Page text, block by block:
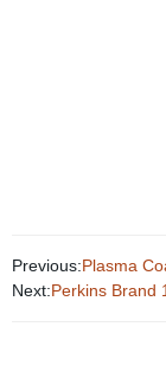
Previous:Plasma
Next:Perkins Brand